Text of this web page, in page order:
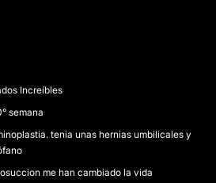
Increíbles
semana
tenia unas hernias umbilicales y
me han cambiado la vida